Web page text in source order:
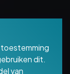
toestemming
dit.
van